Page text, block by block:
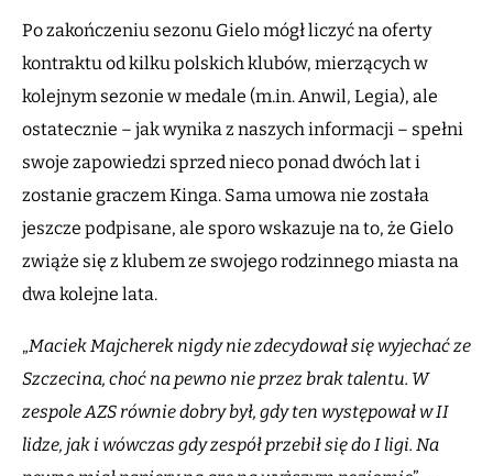
Po zakończeniu sezonu Gielo mógł liczyć na oferty
kontraktu od kilku polskich klubów, mierzących w
kolejnym sezonie w medale (m.in. Anwil, Legia), ale
ostatecznie – jak wynika z naszych informacji – spełni
swoje zapowiedzi sprzed nieco ponad dwóch lat i
zostanie graczem Kinga. Sama umowa nie została
jeszcze podpisane, ale sporo wskazuje na to, że Gielo
zwiąże się z klubem ze swojego rodzinnego miasta na
dwa kolejne lata.
„Maciek Majcherek nigdy nie zdecydował się wyjechać ze
Szczecina, choć na pewno nie przez brak talentu. W
zespole AZS równie dobry był, gdy ten występował w II
lidze, jak i wówczas gdy zespół przebił się do I ligi. Na